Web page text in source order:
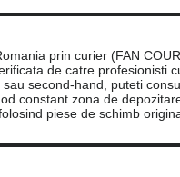
prin curier (FAN
de catre profesionisti
second-hand, puteti
constant zona de
piese de schimb